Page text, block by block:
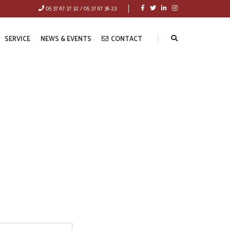
05 37 67 37 32 / 05 37 67 36 23
SERVICE NEWS & EVENTS CONTACT